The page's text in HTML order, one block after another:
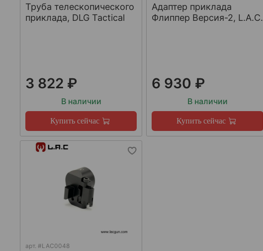
Труба телескопического
приклада, DLG Tactical
3 822 ₽
В наличии
Купить сейчас
Адаптер приклада
Флиппер Версия-2, L.A.C.
6 930 ₽
В наличии
Купить сейчас
арт. #LAC0048